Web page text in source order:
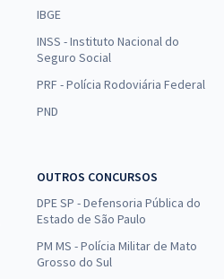
IBGE
INSS - Instituto Nacional do
Seguro Social
PRF - Polícia Rodoviária Federal
PND
OUTROS CONCURSOS
DPE SP - Defensoria Pública do
Estado de São Paulo
PM MS - Polícia Militar de Mato
Grosso do Sul